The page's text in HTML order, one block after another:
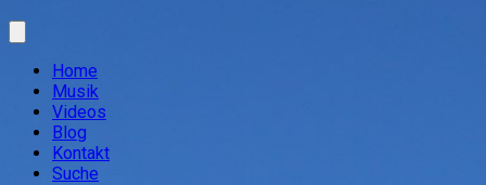
Home
Musik
Videos
Blog
Kontakt
Suche